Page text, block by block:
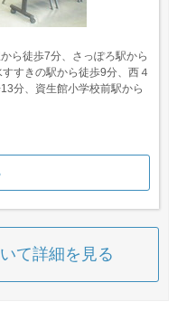
ら徒歩7分、さっぽろ駅から
すきの駅から徒歩9分、西４
分、資生館小学校前駅から
て詳細を見る